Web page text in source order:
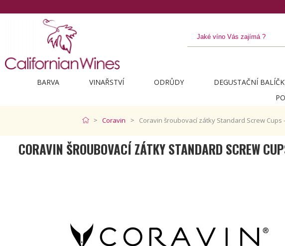
BARVA VINAŘSTVÍ ODRŮDY DEGUSTAČNÍ
Coravin Coravin šroubovací zátky Standard Screw Cups
CORAVIN ŠROUBOVACÍ ZÁTKY STANDARD SCREW